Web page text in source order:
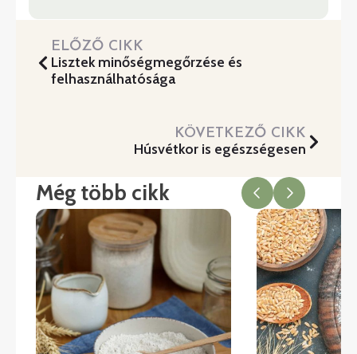
ELŐZŐ CIKK
Lisztek minőségmegőrzése és
felhasználhatósága
KÖVETKEZŐ CIKK
Húsvétkor is egészségesen
Még több cikk